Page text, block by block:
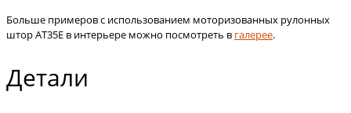
Больше примеров с использованием моторизованных рулонных
штор АT35E в интерьере можно посмотреть в галерее.
Детали